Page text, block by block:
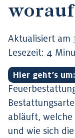
Aktualisiert am
Lesezeit: 4
Hier geht’s um:
abläuft,
und wie sich